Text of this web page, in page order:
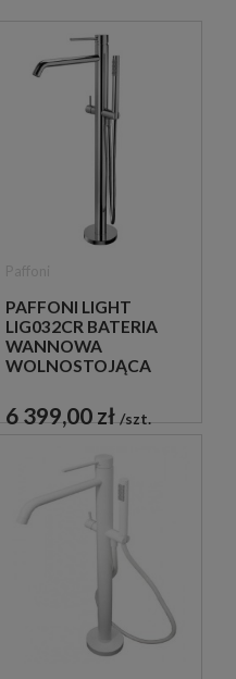
PAFFONI LIGHT
LIG032CR BATERIA
WANNOWA
WOLNOSTOJĄCA
6 399,00 zł szt.